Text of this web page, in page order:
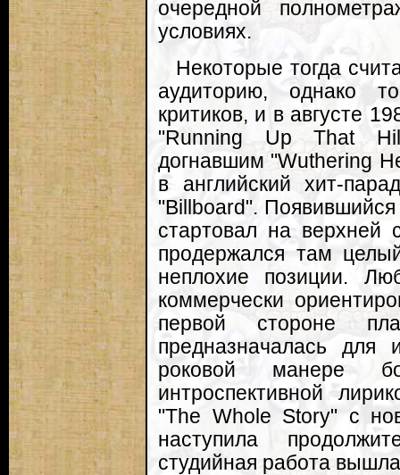
очередной
условиях.
Некоторые тогда
аудиторию, однако
критиков, и в августе
"Running Up That
догнавшим "Wuthering
в английский хит-
"Billboard".
стартовал на верхней
продержался там
неплохие позиции.
коммерчески
первой стороне
предназначалась для
роковой манере
интроспективной
"The Whole Story" с
наступила
студийная работа